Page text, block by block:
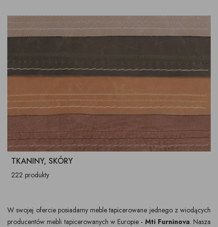
TKANINY, SKÓRY
222 produkty
W swojej ofercie posiadamy meble tapicerowane jednego z wiodących
producentów mebli tapicerowanych w Europie - Mti Furninova. Nasza